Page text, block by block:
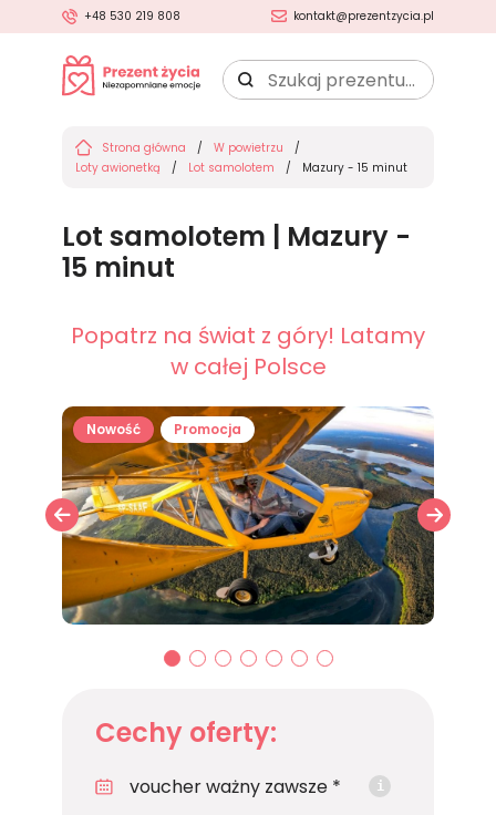
+48 530 219 808 kontakt@prezentzycia.pl
Szukaj
prezentu:
Strona główna
W powietrzu
Loty awionetką
Lot samolotem Mazury - 15 minut
Lot samolotem | Mazury -
15 minut
Popatrz na świat z góry! Latamy
w całej Polsce
Nowość Promocja
01 02 03 04 05 06 07
Cechy oferty:
voucher ważny zawsze * i